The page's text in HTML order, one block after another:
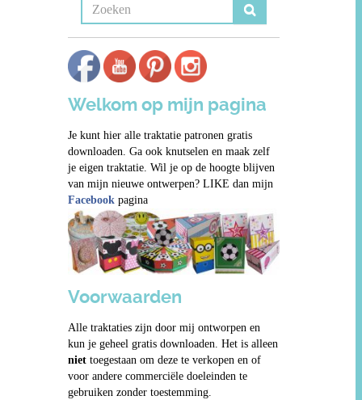
Welkom op mijn pagina
Je kunt hier alle traktatie patronen gratis
downloaden. Ga ook knutselen en maak zelf
je eigen traktatie. Wil je op de hoogte blijven
van mijn nieuwe ontwerpen? LIKE dan mijn
Facebookpagina
Voorwaarden
Alle traktaties zijn door mij ontworpen en
kun je geheel gratis downloaden. Het is alleen
niettoegestaan om deze te verkopen en of
voor andere commerciële doeleinden te
gebruiken zonder toestemming.